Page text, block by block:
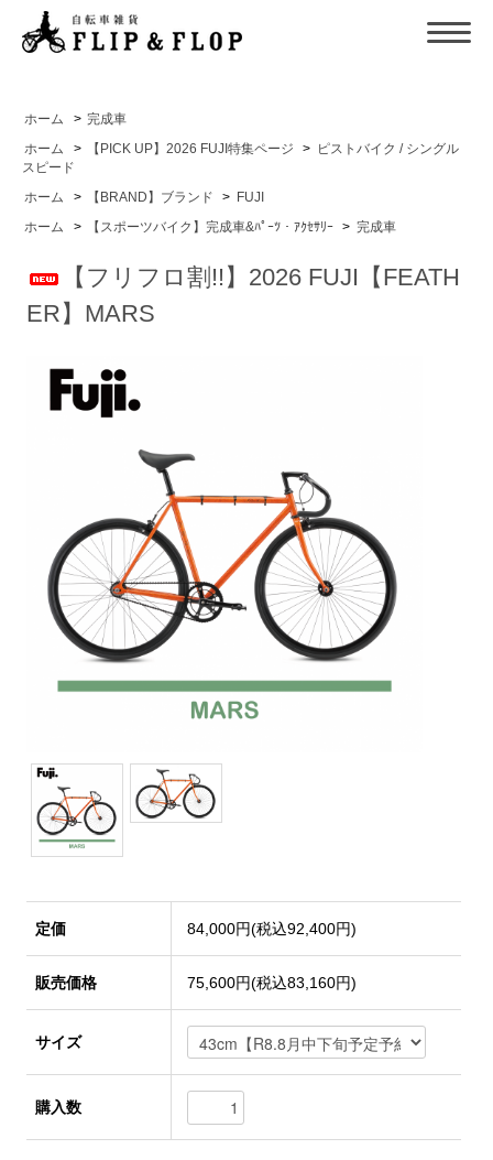
ホーム > 完成車
ホーム
> 【PICK UP】2026 FUJI特集ページ > ピストバイク / シングル
スピード
ホーム
> 【BRAND】ブランド > FUJI
ホーム
> 【スポーツバイク】完成車&ﾊﾟｰﾂ・ｱｸｾｻﾘｰ > 完成車
【フリフロ割!!】2026 FUJI【FEATH
ER】MARS
定価 84,000円(税込92,400円)
販売価格 75,600円(税込83,160円)
サイズ
購入数